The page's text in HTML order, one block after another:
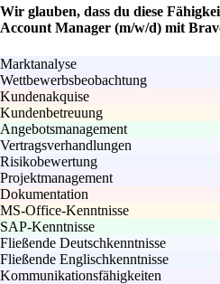
Wir glauben, dass du diese
Account Manager (m/w/d) mit
Marktanalyse
Wettbewerbsbeobachtung
Kundenakquise
Kundenbetreuung
Angebotsmanagement
Vertragsverhandlungen
Risikobewertung
Projektmanagement
Dokumentation
MS-Office-Kenntnisse
SAP-Kenntnisse
Fließende Deutschkenntnisse
Fließende Englischkenntnisse
Kommunikationsfähigkeiten